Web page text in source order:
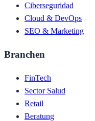
Ciberseguridad
Cloud & DevOps
SEO & Marketing
Branchen
FinTech
Sector Salud
Retail
Beratung